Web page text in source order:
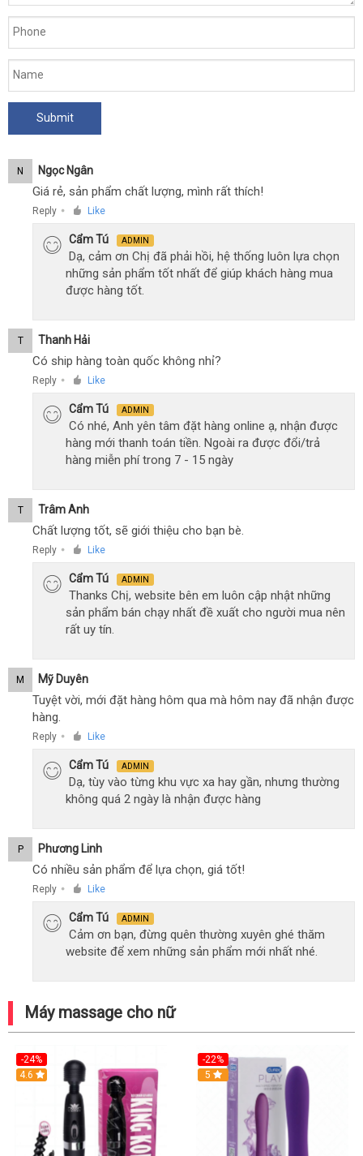
N Ngọc Ngân
Giá rẻ, sản phẩm chất lượng, mình rất thích!
Reply ● Like
Cẩm Tú ADMIN
Dạ, cảm ơn Chị đã phải hồi, hệ thống luôn lựa chọn
những sản phẩm tốt nhất để giúp khách hàng mua
được hàng tốt.
T Thanh Hải
Có ship hàng toàn quốc không nhỉ?
Reply ● Like
Cẩm Tú ADMIN
Có nhé, Anh yên tâm đặt hàng online ạ, nhận được
hàng mới thanh toán tiền. Ngoài ra được đổi/trả
hàng miễn phí trong 7 - 15 ngày
T Trâm Anh
Chất lượng tốt, sẽ giới thiệu cho bạn bè.
Reply ● Like
Cẩm Tú ADMIN
Thanks Chị, website bên em luôn cập nhật những
sản phẩm bán chạy nhất đề xuất cho người mua nên
rất uy tín.
M Mỹ Duyên
Tuyệt vời, mới đặt hàng hôm qua mà hôm nay đã nhận được
hàng.
Reply ● Like
Cẩm Tú ADMIN
Dạ, tùy vào từng khu vực xa hay gần, nhưng thường
không quá 2 ngày là nhận được hàng
P Phương Linh
Có nhiều sản phẩm để lựa chọn, giá tốt!
Reply ● Like
Cẩm Tú ADMIN
Cảm ơn bạn, đừng quên thường xuyên ghé thăm
website để xem những sản phẩm mới nhất nhé.
Máy massage cho nữ
-24%
4.6
-22%
Hot
5